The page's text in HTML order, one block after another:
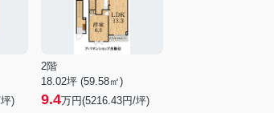
)
2階
18.02坪 (59.58㎡)
9.4万円(5216.43円/坪)